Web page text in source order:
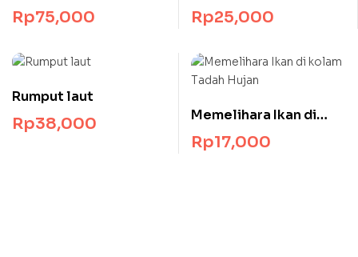
Agribisnis Lele +CD
Rp75,000
Agribisnis,
Pendederan
Rp25,000
Rumput laut
Rp38,000
Memelihara Ikan di
kolam Tadah Hujan
Rp17,000